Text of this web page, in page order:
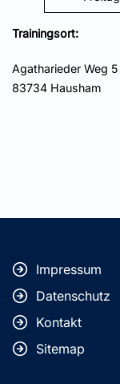
Trainingsort:
Agatharieder Weg 5
83734 Hausham
Impressum
Datenschutz
Kontakt
Sitemap